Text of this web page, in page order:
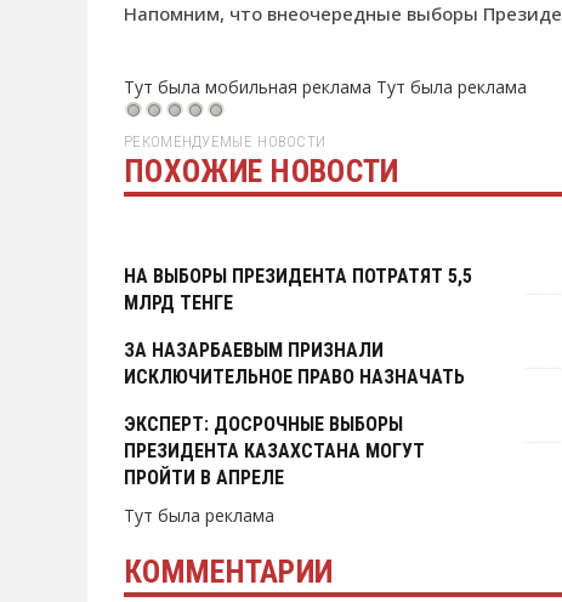
Напомним, что внеочередные выборы
Тут была мобильная реклама Тут была реклама
РЕКОМЕНДУЕМЫЕ НОВОСТИ
ПОХОЖИЕ НОВОСТИ
Тут была реклама
НА ВЫБОРЫ ПРЕЗИДЕНТА ПОТРАТЯТ 5,5
МЛРД ТЕНГЕ
ЗА НАЗАРБАЕВЫМ ПРИЗНАЛИ
ИСКЛЮЧИТЕЛЬНОЕ ПРАВО НАЗНАЧАТЬ
ЭКСПЕРТ: ДОСРОЧНЫЕ ВЫБОРЫ
ПРЕЗИДЕНТА КАЗАХСТАНА МОГУТ
ПРОЙТИ В АПРЕЛЕ
Тут была реклама
КОММЕНТАРИИ